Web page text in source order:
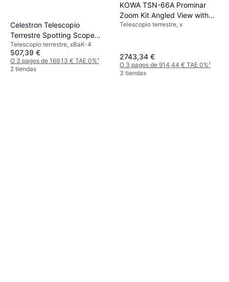
Celestron Telescopio
Terrestre Spotting Scope
Hummingbird
Telescopio terrestre, xBaK-4
507,39 €
O 3 pagos de 169,13 € TAE 0%¹
2 tiendas
KOWA TSN-66A Prominar
Zoom Kit Angled View with
TE-11WZ II
Telescopio terrestre, x
2743,34 €
O 3 pagos de 914,44 € TAE 0%¹
3 tiendas